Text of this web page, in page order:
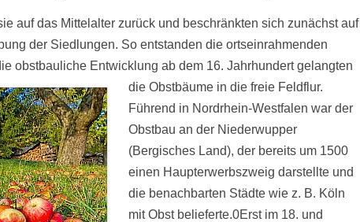
auf das Mittelalter zurück und beschränkten sich zunächst auf
der Siedlungen. So entstanden die ortseinrahmenden
obstbauliche Entwicklung ab dem 16. Jahrhundert gelangten
die Obstbäume in die freie Feldflur.
Führend in Nordrhein-Westfalen war der
Obstbau an der Niederwupper
(Bergisches Land), der bereits um 1500
einen Haupterwerbszweig darstellte und
die benachbarten Städte wie z. B. Köln
mit Obst belieferte.0Erst im 18. und